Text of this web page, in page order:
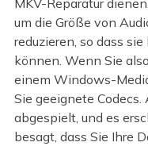
um die Größe von
reduzieren, so dass
können. Wenn Sie
einem Windows-
Sie geeignete
abgespielt, und es
besagt, dass Sie Ihre